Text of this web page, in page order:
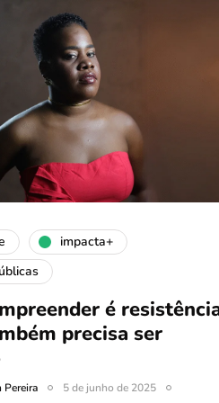
impacta+
é
precisa ser
Pereira 5 de junho de 2025